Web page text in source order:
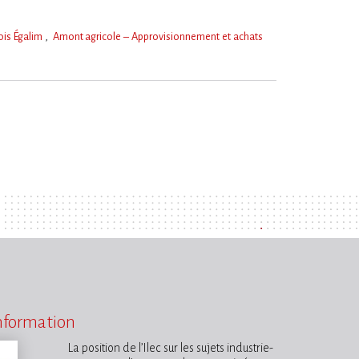
Égalim Amont agricole – Approvisionnement et achats
La position de l’Ilec sur les sujets industrie-